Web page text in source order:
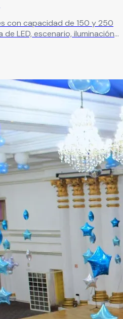
con capacidad de 150 y 250
LED, escenario, iluminación